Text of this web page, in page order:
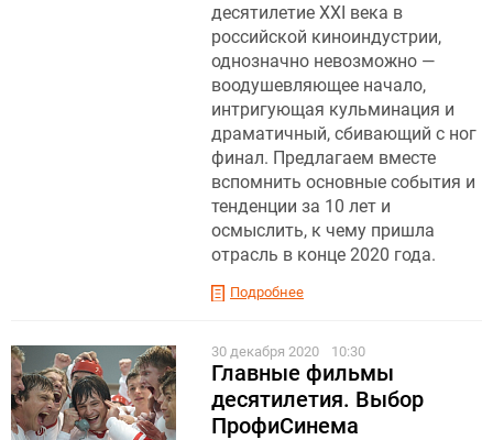
десятилетие XXI века в
российской киноиндустрии,
однозначно невозможно —
воодушевляющее начало,
интригующая кульминация и
драматичный, сбивающий с ног
финал. Предлагаем вместе
вспомнить основные события и
тенденции за 10 лет и
осмыслить, к чему пришла
отрасль в конце 2020 года.
Подробнее
30 декабря 2020 10:30
Главные фильмы
десятилетия. Выбор
ПрофиСинема